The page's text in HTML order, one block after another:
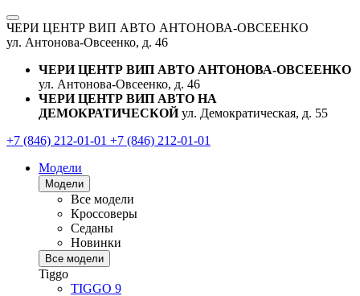
ЧЕРИ ЦЕНТР ВИП АВТО АНТОНОВА-ОВСЕЕНКО
ул. Антонова-Овсеенко, д. 46
ЧЕРИ ЦЕНТР ВИП АВТО АНТОНОВА-ОВСЕЕНКО
ул. Антонова-Овсеенко, д. 46
ЧЕРИ ЦЕНТР ВИП АВТО НА
ДЕМОКРАТИЧЕСКОЙ ул. Демократическая, д. 55
+7 (846) 212-01-01 +7 (846) 212-01-01
Модели
Модели
Все модели
Кроссоверы
Седаны
Новинки
Все модели
Tiggo
TIGGO 9